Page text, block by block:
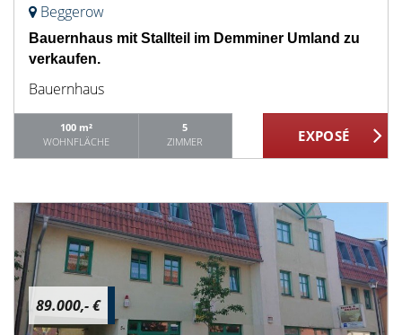
Beggerow
Bauernhaus mit Stallteil im Demminer Umland zu
verkaufen.
Bauernhaus
100 m²
WOHNFLÄCHE
5
ZIMMER
89.000,- €